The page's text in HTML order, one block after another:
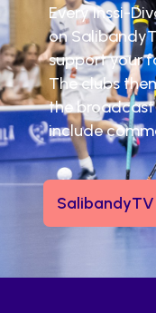
Every Inssi-
on
support your
The clubs
the
include
SalibandyTV